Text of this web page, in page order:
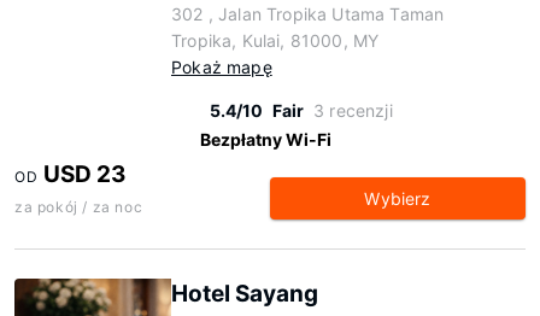
302 , Jalan Tropika Utama Taman
Tropika, Kulai, 81000, MY
Pokaż mapę
5.4/10 Fair 3 recenzji
Bezpłatny Wi-Fi
OD USD 23
za pokój / za noc Wybierz
Hotel Sayang